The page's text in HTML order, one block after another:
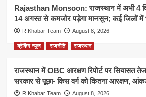
Rajasthan Monsoon: राजस्थान में अभी 4
14 अगस्त से कमजोर पड़ेगा मानसून; कई जिलों में
R.Khabar Team August 8, 2026
ब्रेकिंग न्यूज राजनीति राजस्थान
राजस्थान में OBC आरक्षण रिपोर्ट पर सियासत
सरकार से पूछा- किस वर्ग को कितना आरक्षण,
R.Khabar Team August 8, 2026